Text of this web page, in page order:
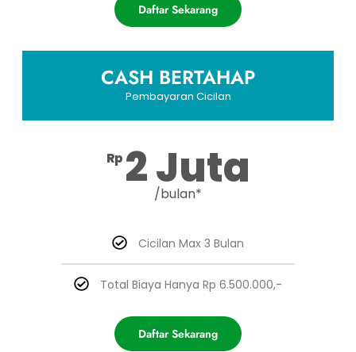
Daftar Sekarang
CASH BERTAHAP
Pembayaran Cicilan
Rp 2 Juta
/bulan*
Cicilan Max 3 Bulan
Total Biaya Hanya Rp 6.500.000,-
Daftar Sekarang